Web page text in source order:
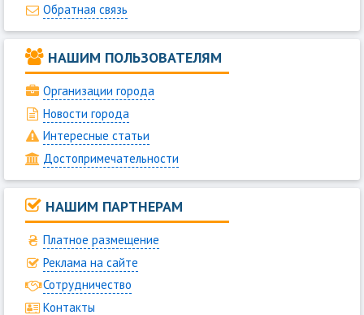
Обратная связь
НАШИМ ПОЛЬЗОВАТЕЛЯМ
Организации города
Новости города
Интересные статьи
Достопримечательности
НАШИМ ПАРТНЕРАМ
Платное размещение
Реклама на сайте
Сотрудничество
Контакты